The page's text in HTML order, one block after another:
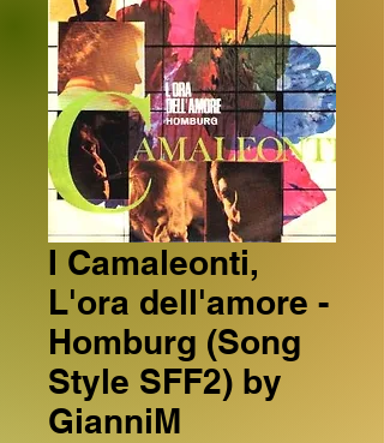
I Camaleonti,
L'ora dell'amore -
Homburg (Song
Style SFF2) by
GianniM